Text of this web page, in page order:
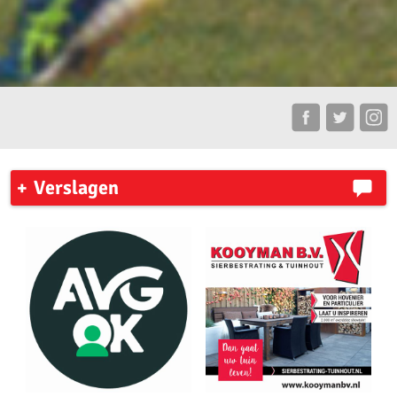
Verslagen
Zaterdag 31 mei 2026 organiseerde AV ’23 in Amsterdam de
pupillencompetitie.
Zaterdag 18 april vond de eerste wedstrijd van de
pupillencompetitie plaats bij Phanos in Amsterdam.
Verslag pupillen voorjaars wedstrijd 13 april 2026